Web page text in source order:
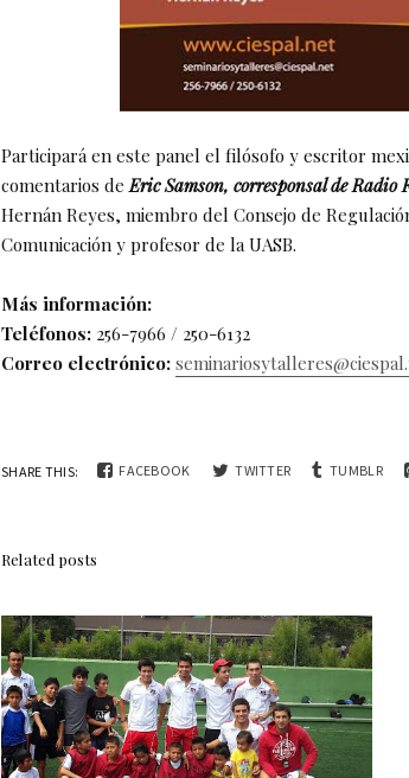
Participará en este panel el filósofo y escritor
comentarios de Eric Samson, corresponsal de
Hernán Reyes, miembro del Consejo de
Comunicación y profesor de la UASB.
Más información:
Teléfonos: 256-7966 / 250-6132
Correo electrónico:
SHARE THIS: FACEBOOK TWITTER TUMBLR
Related posts